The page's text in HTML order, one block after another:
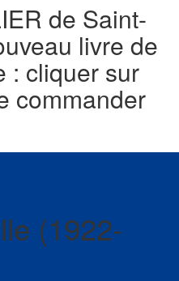
de Saint-
livre de
: cliquer sur
commander
(1922-